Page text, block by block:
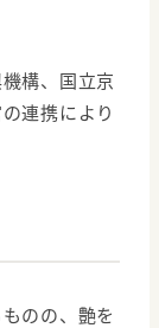
構、国立京
連携により
のの、艶を